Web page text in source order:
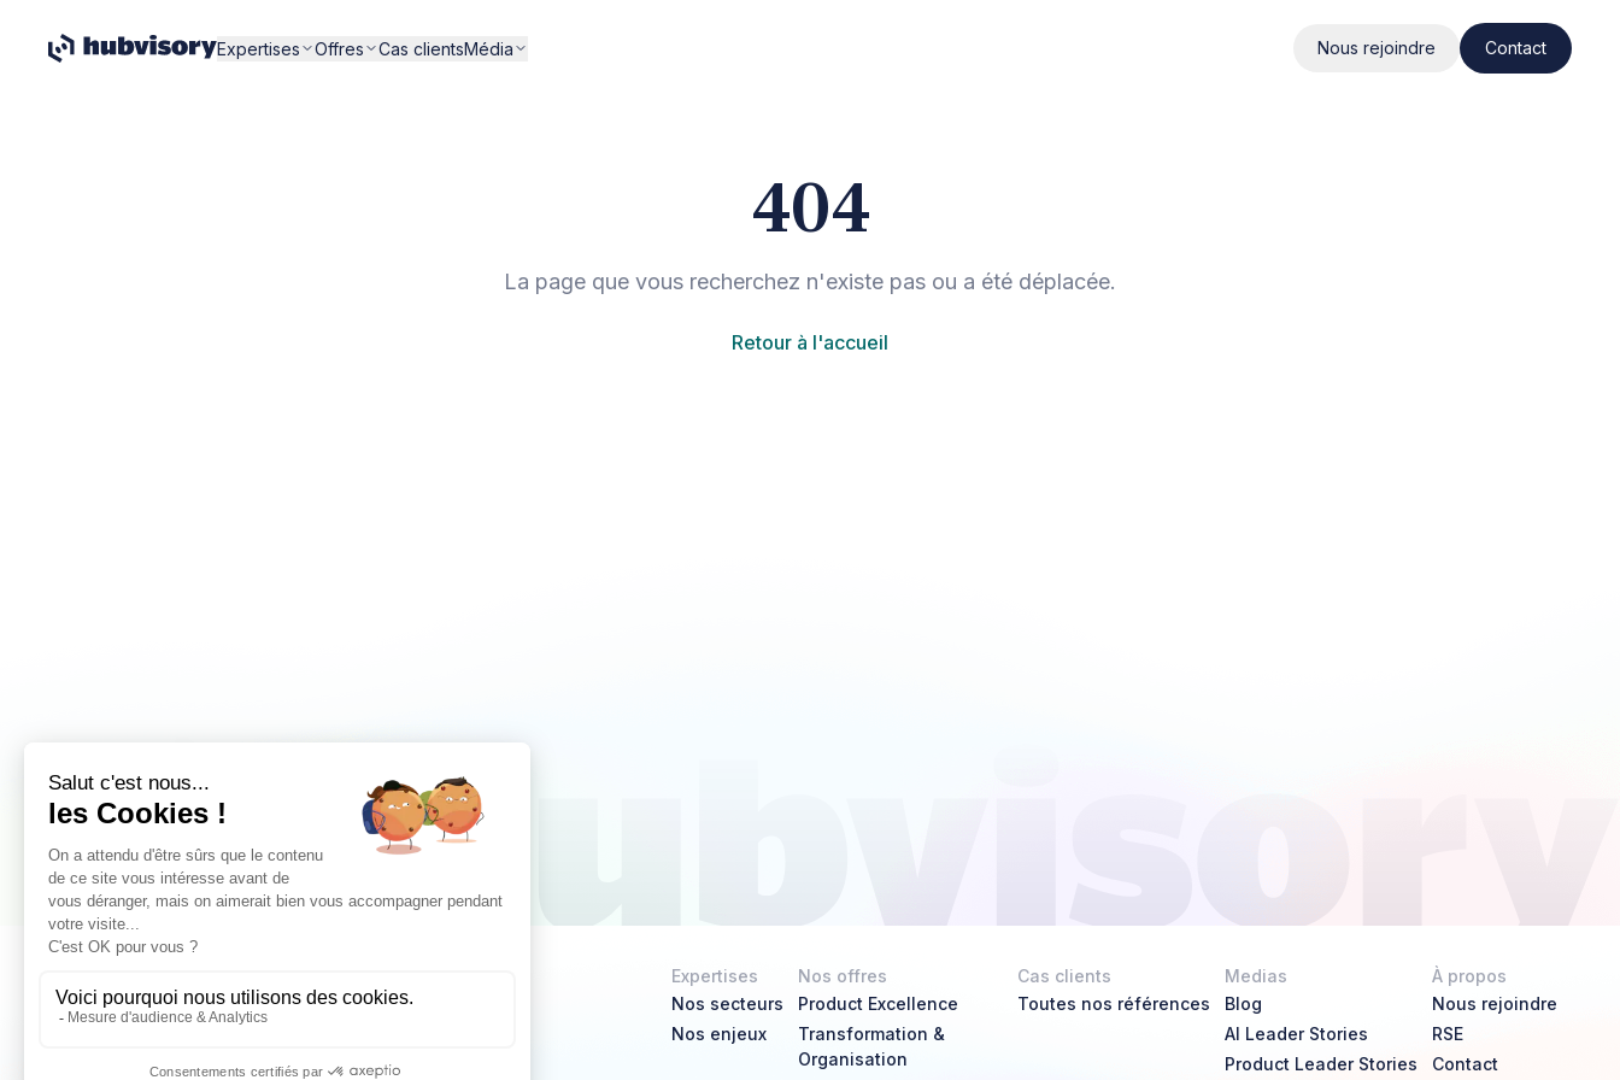
Expertises Offres Cas clientsMédia Nous rejoindre Contact
404
La page que vous recherchez n'existe pas ou a été déplacée.
Retour à l'accueil
Expertises
Nos secteurs
Nos enjeux
Nos offres
Product Excellence
Transformation &
Organisation
Cas clients
Toutes nos références
Medias
Blog
AI Leader Stories
Product Leader Stories
À propos
Nous rejoindre
RSE
Contact